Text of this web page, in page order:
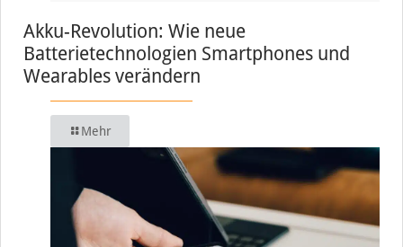
Akku-Revolution: Wie neue
Batterietechnologien Smartphones und
Wearables verändern
Mehr